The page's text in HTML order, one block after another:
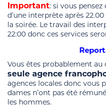
Important: si vous
d’une interprète après
la soirée. Le travail des
22:00 donc ces services
Vous êtes probablement
seule agence
agences locales donc vous
dames n’ont pas été
les hommes.